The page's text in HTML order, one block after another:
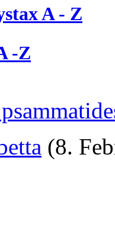
A - Z
-Z
(8.